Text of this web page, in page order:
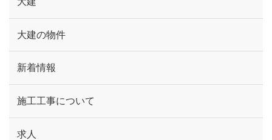
大建の物件
新着情報
施工工事について
求人